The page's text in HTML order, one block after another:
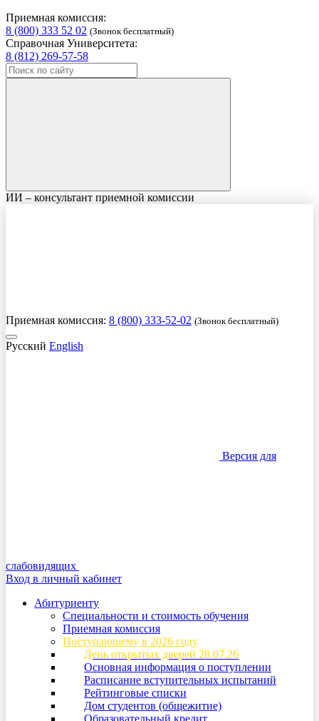
Приемная комиссия:
8 (800) 333 52 02 (Звонок бесплатный)
Справочная Университета:
8 (812) 269-57-58
ИИ – консультант приемной комиссии
Приемная комиссия: 8 (800) 333-52-02 (Звонок бесплатный)
Русский English
Версия для
слабовидящих
Вход в личный кабинет
Абитуриенту
Специальности и стоимость обучения
Приемная комиссия
Поступающему в 2026 году
День открытых дверей 28.07.26
Основная информация о поступлении
Расписание вступительных испытаний
Рейтинговые списки
Дом студентов (общежитие)
Образовательный кредит